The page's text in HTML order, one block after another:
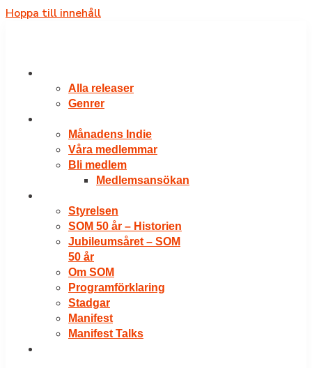
Hoppa till innehåll
Alla releaser
Genrer
Månadens Indie
Våra medlemmar
Bli medlem
Medlemsansökan
Styrelsen
SOM 50 år – Historien
Jubileumsåret – SOM
50 år
Om SOM
Programförklaring
Stadgar
Manifest
Manifest Talks